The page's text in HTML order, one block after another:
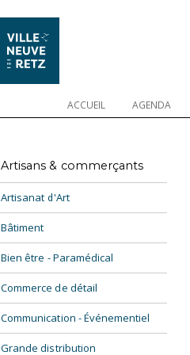
ACCUEIL AGENDA
Artisans & commerçants
Artisanat d'Art
Bâtiment
Bien être - Paramédical
Commerce de détail
Communication - Événementiel
Grande distribution